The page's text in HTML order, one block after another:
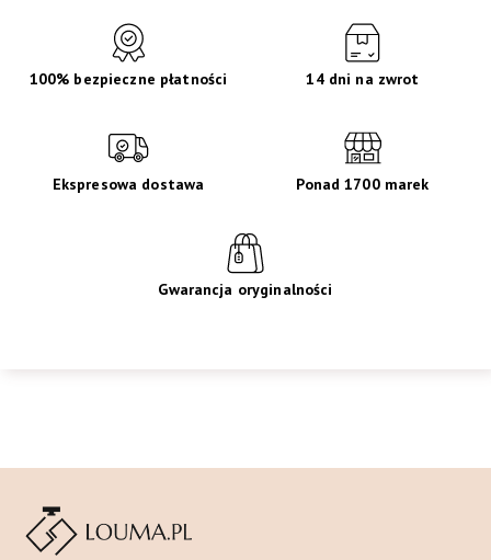
100% bezpieczne płatności 14 dni na zwrot
Ekspresowa dostawa Ponad 1700 marek
Gwarancja oryginalności